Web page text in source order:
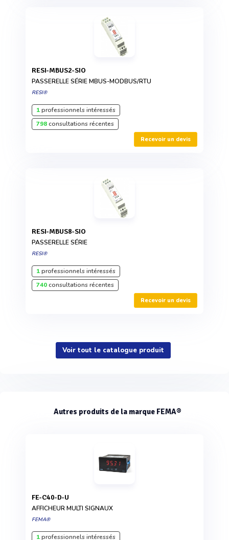
RESI-MBUS2-SIO
PASSERELLE SÉRIE MBUS-MODBUS/RTU
RESI®
1professionnels intéressés
798consultations récentes
Recevoir un devis
RESI-MBUS8-SIO
PASSERELLE SÉRIE
RESI®
1professionnels intéressés
740consultations récentes
Recevoir un devis
Voir tout le catalogue produit
Autres produits de la marque FEMA®
FE-C40-D-U
AFFICHEUR MULTI SIGNAUX
FEMA®
1professionnels intéressés